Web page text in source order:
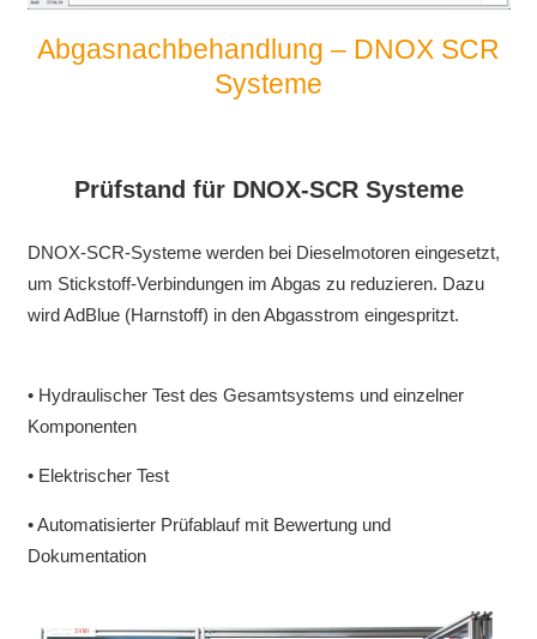
Abgasnachbehandlung – DNOX SCR
Systeme
Prüfstand für DNOX-SCR Systeme
DNOX-SCR-Systeme werden bei Dieselmotoren eingesetzt,
um Stickstoff-Verbindungen im Abgas zu reduzieren. Dazu
wird AdBlue (Harnstoff) in den Abgasstrom eingespritzt.
• Hydraulischer Test des Gesamtsystems und einzelner
Komponenten
• Elektrischer Test
• Automatisierter Prüfablauf mit Bewertung und
Dokumentation